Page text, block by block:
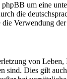
phpBB um eine
die
Verwendung
von
sind. Dies gilt